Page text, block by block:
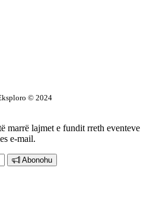
© 2024
marrë lajmet e fundit rreth eventeve
e-mail.
Abonohu